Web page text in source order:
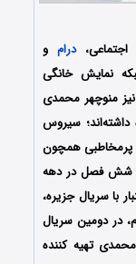
درامو
نمایش خانگی
را نیز منوچهر محمدی
سیروس
پرمخاطبی همچون
شش فصل در دهه
با سریال جزیره،
در دومین سریال
تهیه کننده